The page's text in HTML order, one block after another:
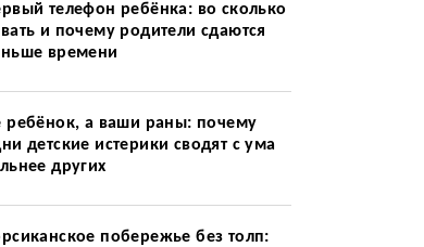
телефон ребёнка: во сколько
и почему родители сдаются
времени
ребёнок, а ваши раны: почему
детские истерики сводят с ума
других
побережье без толп: